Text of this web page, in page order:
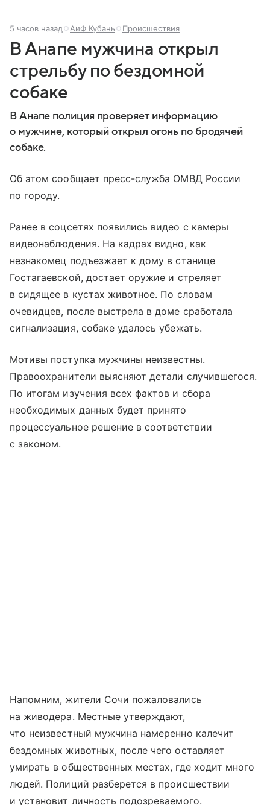
5 часов назад АиФ Кубань Происшествия
В Анапе мужчина открыл
стрельбу по бездомной
собаке
В Анапе полиция проверяет информацию
о мужчине, который открыл огонь по бродячей
собаке.
Об этом сообщает пресс-служба ОМВД России
по городу.
Ранее в соцсетях появились видео с камеры
видеонаблюдения. На кадрах видно, как
незнакомец подъезжает к дому в станице
Гостагаевской, достает оружие и стреляет
в сидящее в кустах животное. По словам
очевидцев, после выстрела в доме сработала
сигнализация, собаке удалось убежать.
Мотивы поступка мужчины неизвестны.
Правоохранители выясняют детали случившегося.
По итогам изучения всех фактов и сбора
необходимых данных будет принято
процессуальное решение в соответствии
с законом.
Напомним, жители Сочи пожаловались
на живодера. Местные утверждают,
что неизвестный мужчина намеренно калечит
бездомных животных, после чего оставляет
умирать в общественных местах, где ходит много
людей. Полиций разберется в происшествии
и установит личность подозреваемого.